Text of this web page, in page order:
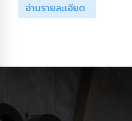
อ่านรายละเอียด